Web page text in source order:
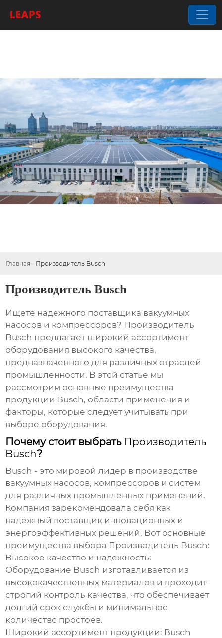
Главная - Производитель Busch
Производитель Busch
Ищете надежного поставщика вакуумных
насосов и компрессоров? Производитель
Busch предлагает широкий ассортимент
оборудования высокого качества,
предназначенного для различных отраслей
промышленности. В этой статье мы
рассмотрим основные преимущества
продукции Busch, области применения и
факторы, которые следует учитывать при
выборе оборудования.
Почему стоит выбрать Производитель
Busch?
Busch - это мировой лидер в производстве
вакуумных насосов, компрессоров и систем
для различных промышленных применений.
Компания зарекомендовала себя как
надежный поставщик инновационных и
энергоэффективных решений. Вот основные
преимущества выбора Производитель Busch:
Высокое качество и надежность:
Оборудование Busch изготавливается из
высококачественных материалов и проходит
строгий контроль качества, что обеспечивает
долгий срок службы и минимальное
количество простоев.
Широкий ассортимент продукции: Busch